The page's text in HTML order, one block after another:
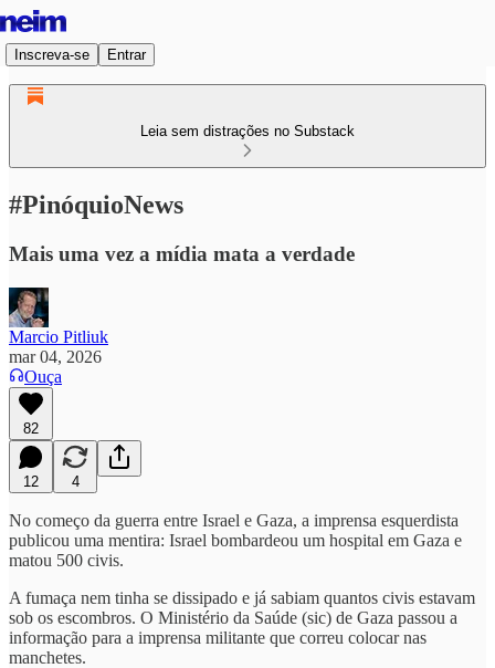
Inscreva-se Entrar
Leia sem distrações no Substack
#PinóquioNews
Mais uma vez a mídia mata a verdade
Marcio Pitliuk
mar 04, 2026
Ouça
82
12 4
No começo da guerra entre Israel e Gaza, a imprensa esquerdista
publicou uma mentira: Israel bombardeou um hospital em Gaza e
matou 500 civis.
A fumaça nem tinha se dissipado e já sabiam quantos civis estavam
sob os escombros. O Ministério da Saúde (sic) de Gaza passou a
informação para a imprensa militante que correu colocar nas
manchetes.